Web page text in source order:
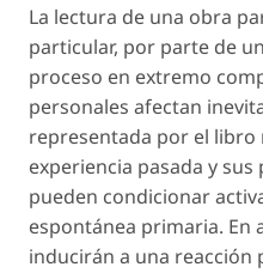
La lectura de una obra
particular, por parte de
proceso en extremo
personales afectan
representada por el libro
experiencia pasada y
pueden condicionar
espontánea primaria. En
inducirán a una reacción